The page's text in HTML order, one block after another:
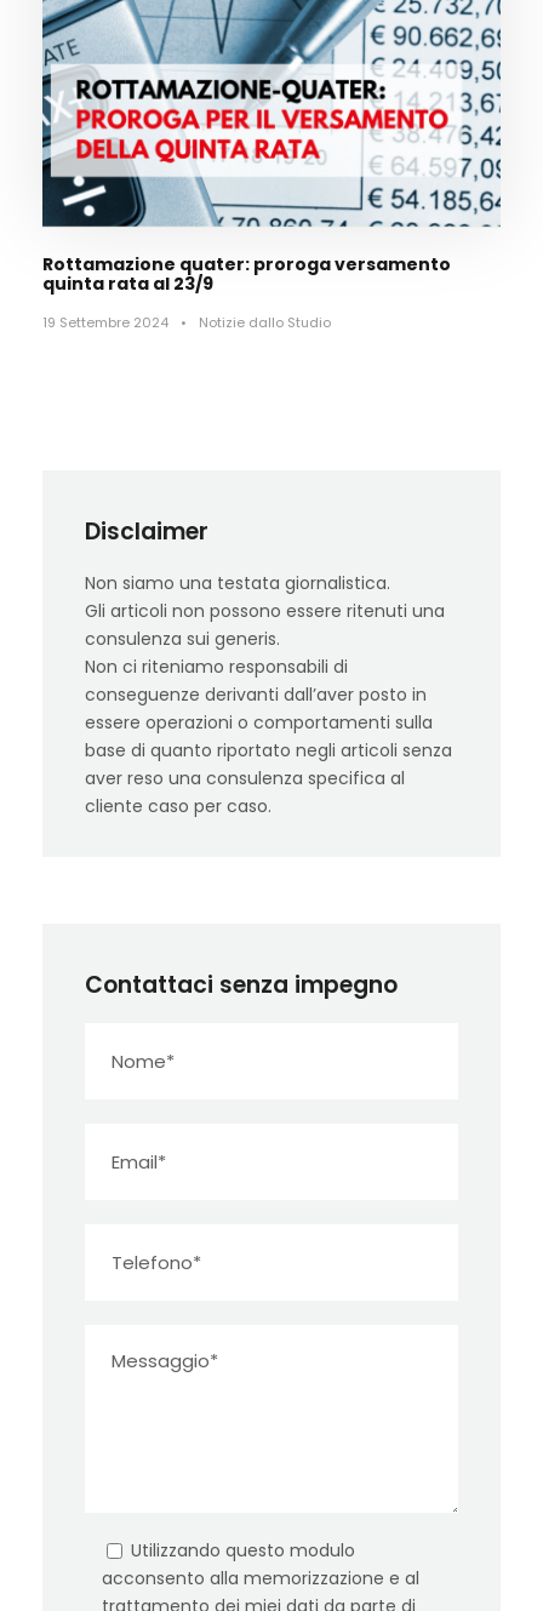
Rottamazione quater: proroga versamento
quinta rata al 23/9
19 Settembre 2024 • Notizie dallo Studio
Disclaimer
Non siamo una testata giornalistica.
Gli articoli non possono essere ritenuti una
consulenza sui generis.
Non ci riteniamo responsabili di
conseguenze derivanti dall’aver posto in
essere operazioni o comportamenti sulla
base di quanto riportato negli articoli senza
aver reso una consulenza specifica al
cliente caso per caso.
Contattaci senza impegno
Utilizzando questo modulo
acconsento alla memorizzazione e al
trattamento dei miei dati da parte di